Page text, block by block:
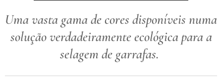
Uma vasta gama de cores disponíveis numa
solução verdadeiramente ecológica para a
selagem de garrafas.